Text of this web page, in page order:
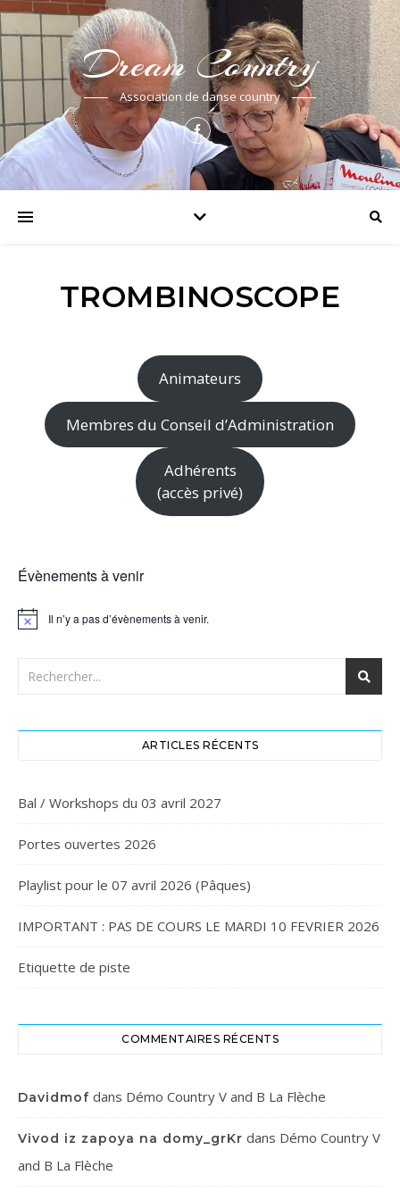
Dream Country
Association de danse country
TROMBINOSCOPE
Animateurs
Membres du Conseil d’Administration
Adhérents
(accès privé)
Évènements à venir
Notice Il n’y a pas d’évènements à venir.
ARTICLES RÉCENTS
Bal / Workshops du 03 avril 2027
Portes ouvertes 2026
Playlist pour le 07 avril 2026 (Pâques)
IMPORTANT : PAS DE COURS LE MARDI 10 FEVRIER 2026
Etiquette de piste
COMMENTAIRES RÉCENTS
Davidmof dans Démo Country V and B La Flèche
Vivod iz zapoya na domy_grKr dans Démo Country V
and B La Flèche